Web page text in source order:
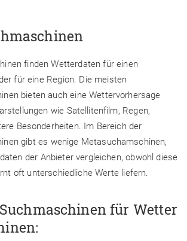
finden Wetterdaten für einen
für eine Region. Die meisten
bieten auch eine Wettervorhersage
wie Satellitenfilm, Regen,
Besonderheiten. Im Bereich der
gibt es wenige Metasuchamschinen,
der Anbieter vergleichen, obwohl diese
oft unterschiedliche Werte liefern.
für Wetter